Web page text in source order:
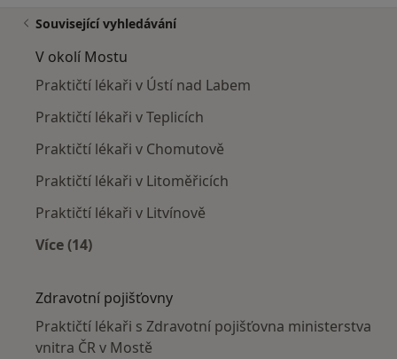
Související vyhledávání
V okolí Mostu
Praktičtí lékaři v Ústí nad Labem
Praktičtí lékaři v Teplicích
Praktičtí lékaři v Chomutově
Praktičtí lékaři v Litoměřicích
Praktičtí lékaři v Litvínově
Více (14)
Zdravotní pojišťovny
Praktičtí lékaři s Zdravotní pojišťovna ministerstva
vnitra ČR v Mostě